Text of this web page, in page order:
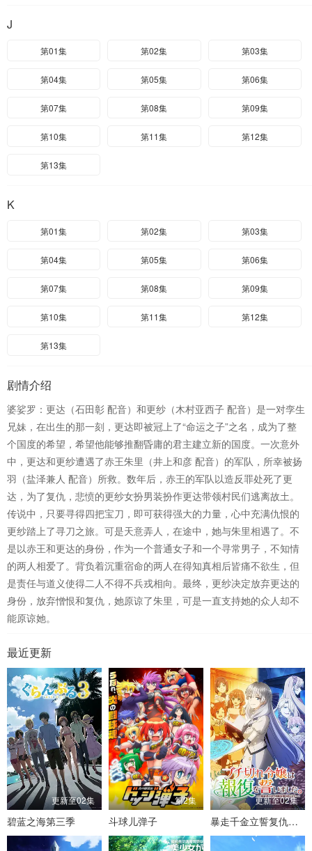
J
第01集 第02集 第03集
第04集 第05集 第06集
第07集 第08集 第09集
第10集 第11集 第12集
第13集
K
第01集 第02集 第03集
第04集 第05集 第06集
第07集 第08集 第09集
第10集 第11集 第12集
第13集
剧情介绍
婆娑罗：更达（石田彰 配音）和更纱（木村亚西子 配音）是一对孪生
兄妹，在出生的那一刻，更达即被冠上了“命运之子”之名，成为了整
个国度的希望，希望他能够推翻昏庸的君主建立新的国度。一次意外
中，更达和更纱遭遇了赤王朱里（井上和彦 配音）的军队，所幸被扬
羽（盐泽兼人 配音）所救。数年后，赤王的军队以造反罪处死了更
达，为了复仇，悲愤的更纱女扮男装扮作更达带领村民们逃离故土。
传说中，只要寻得四把宝刀，即可获得强大的力量，心中充满仇恨的
更纱踏上了寻刀之旅。可是天意弄人，在途中，她与朱里相遇了。不
是以赤王和更达的身份，作为一个普通女子和一个寻常男子，不知情
的两人相爱了。背负着沉重宿命的两人在得知真相后皆痛不欲生，但
是责任与道义使得二人不得不兵戎相向。最终，更纱决定放弃更达的
身份，放弃憎恨和复仇，她原谅了朱里，可是一直支持她的众人却不
能原谅她。
最近更新
更新至02集
碧蓝之海第三季
第2集
斗球儿弹子
更新至02集
暴走千金立誓复仇。～用魔导书之力碾碎祖国～